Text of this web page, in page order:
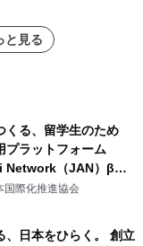
と見る
くる、留学生のため
プラットフォーム
（JAN）β版
国際化推進協会
、日本をひらく。 創立